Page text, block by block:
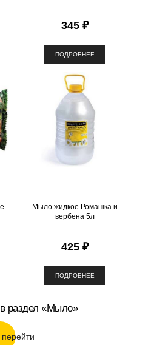
345 ₽
ПОДРОБНЕЕ
Мыло жидкое Ромашка и
вербена 5л
425 ₽
ПОДРОБНЕЕ
раздел «Мыло»
перейти